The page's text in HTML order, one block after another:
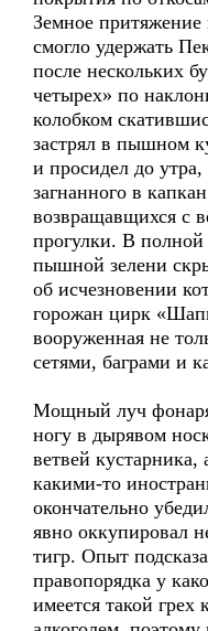
Земное притяжение
смогло удержать
после нескольких
четырех» по
колобком
застрял в пышном
и просидел до
загнанного в
возвращавщихся с
прогулки. В полной
пышной зелени
об исчезновении
горожан цирк
вооруженная не
сетями, баграми и
Мощный луч фонаря
ногу в дырявом
ветвей
какими-то
окончательно
явно оккупировал
тигр. Опыт
правопорядка у
имеется такой грех